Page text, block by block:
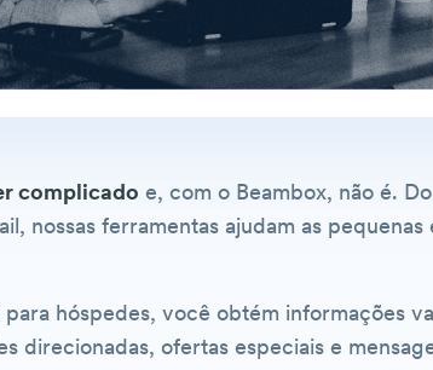
complicado e, com o Beambox, não é.
nossas ferramentas ajudam as
hóspedes, você obtém informações
direcionadas, ofertas especiais e